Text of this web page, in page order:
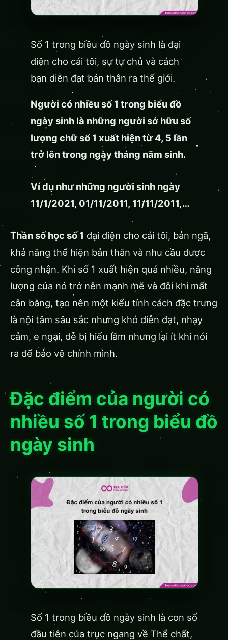
Số 1 trong biều đồ ngày sinh là đại
diện cho cái tôi, sự tự chủ và cách
bạn diễn đạt bản thân ra thế giới.
Người có nhiều số 1 trong biểu đồ
ngày sinh là những người sở hữu số
lượng chữ số 1 xuất hiện từ 4, 5 lần
trở lên trong ngày tháng năm sinh.
Ví dụ như những người sinh ngày
11/1/2021, 01/11/2011, 11/11/2011,…
Thần số học số 1 đại diện cho cái tôi, bản ngã,
khả năng thể hiện bản thân và nhu cầu được
công nhận. Khi số 1 xuất hiện quá nhiều, năng
lượng của nó trở nên mạnh mẽ và đôi khi mất
cân bằng, tạo nên một kiểu tính cách đặc trưng
là nội tâm sâu sắc nhưng khó diễn đạt, nhạy
cảm, e ngại, dễ bị hiểu lầm nhưng lại ít khi nói
ra để bảo vệ chính mình.
Đặc điểm của người có
nhiều số 1 trong biểu đồ
ngày sinh
Số 1 trong biều đồ ngày sinh là con số
đầu tiên của trục ngang về Thể chất,